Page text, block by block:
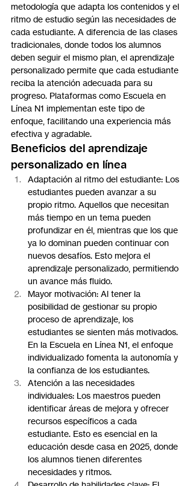
metodología que adapta los contenidos y el
ritmo de estudio según las necesidades de
cada estudiante. A diferencia de las clases
tradicionales, donde todos los alumnos
deben seguir el mismo plan, el aprendizaje
personalizado permite que cada estudiante
reciba la atención adecuada para su
progreso. Plataformas como Escuela en
Línea N1 implementan este tipo de
enfoque, facilitando una experiencia más
efectiva y agradable.
Beneficios del aprendizaje
personalizado en línea
Adaptación al ritmo del estudiante: Los
estudiantes pueden avanzar a su
propio ritmo. Aquellos que necesitan
más tiempo en un tema pueden
profundizar en él, mientras que los que
ya lo dominan pueden continuar con
nuevos desafíos. Esto mejora el
aprendizaje personalizado, permitiendo
un avance más fluido.
Mayor motivación: Al tener la
posibilidad de gestionar su propio
proceso de aprendizaje, los
estudiantes se sienten más motivados.
En la Escuela en Línea N1, el enfoque
individualizado fomenta la autonomía y
la confianza de los estudiantes.
Atención a las necesidades
individuales: Los maestros pueden
identificar áreas de mejora y ofrecer
recursos específicos a cada
estudiante. Esto es esencial en la
educación desde casa en 2025, donde
los alumnos tienen diferentes
necesidades y ritmos.